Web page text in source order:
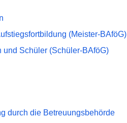
(Meister-BAföG)
Schüler (Schüler-BAföG)
durch die Betreuungsbehörde